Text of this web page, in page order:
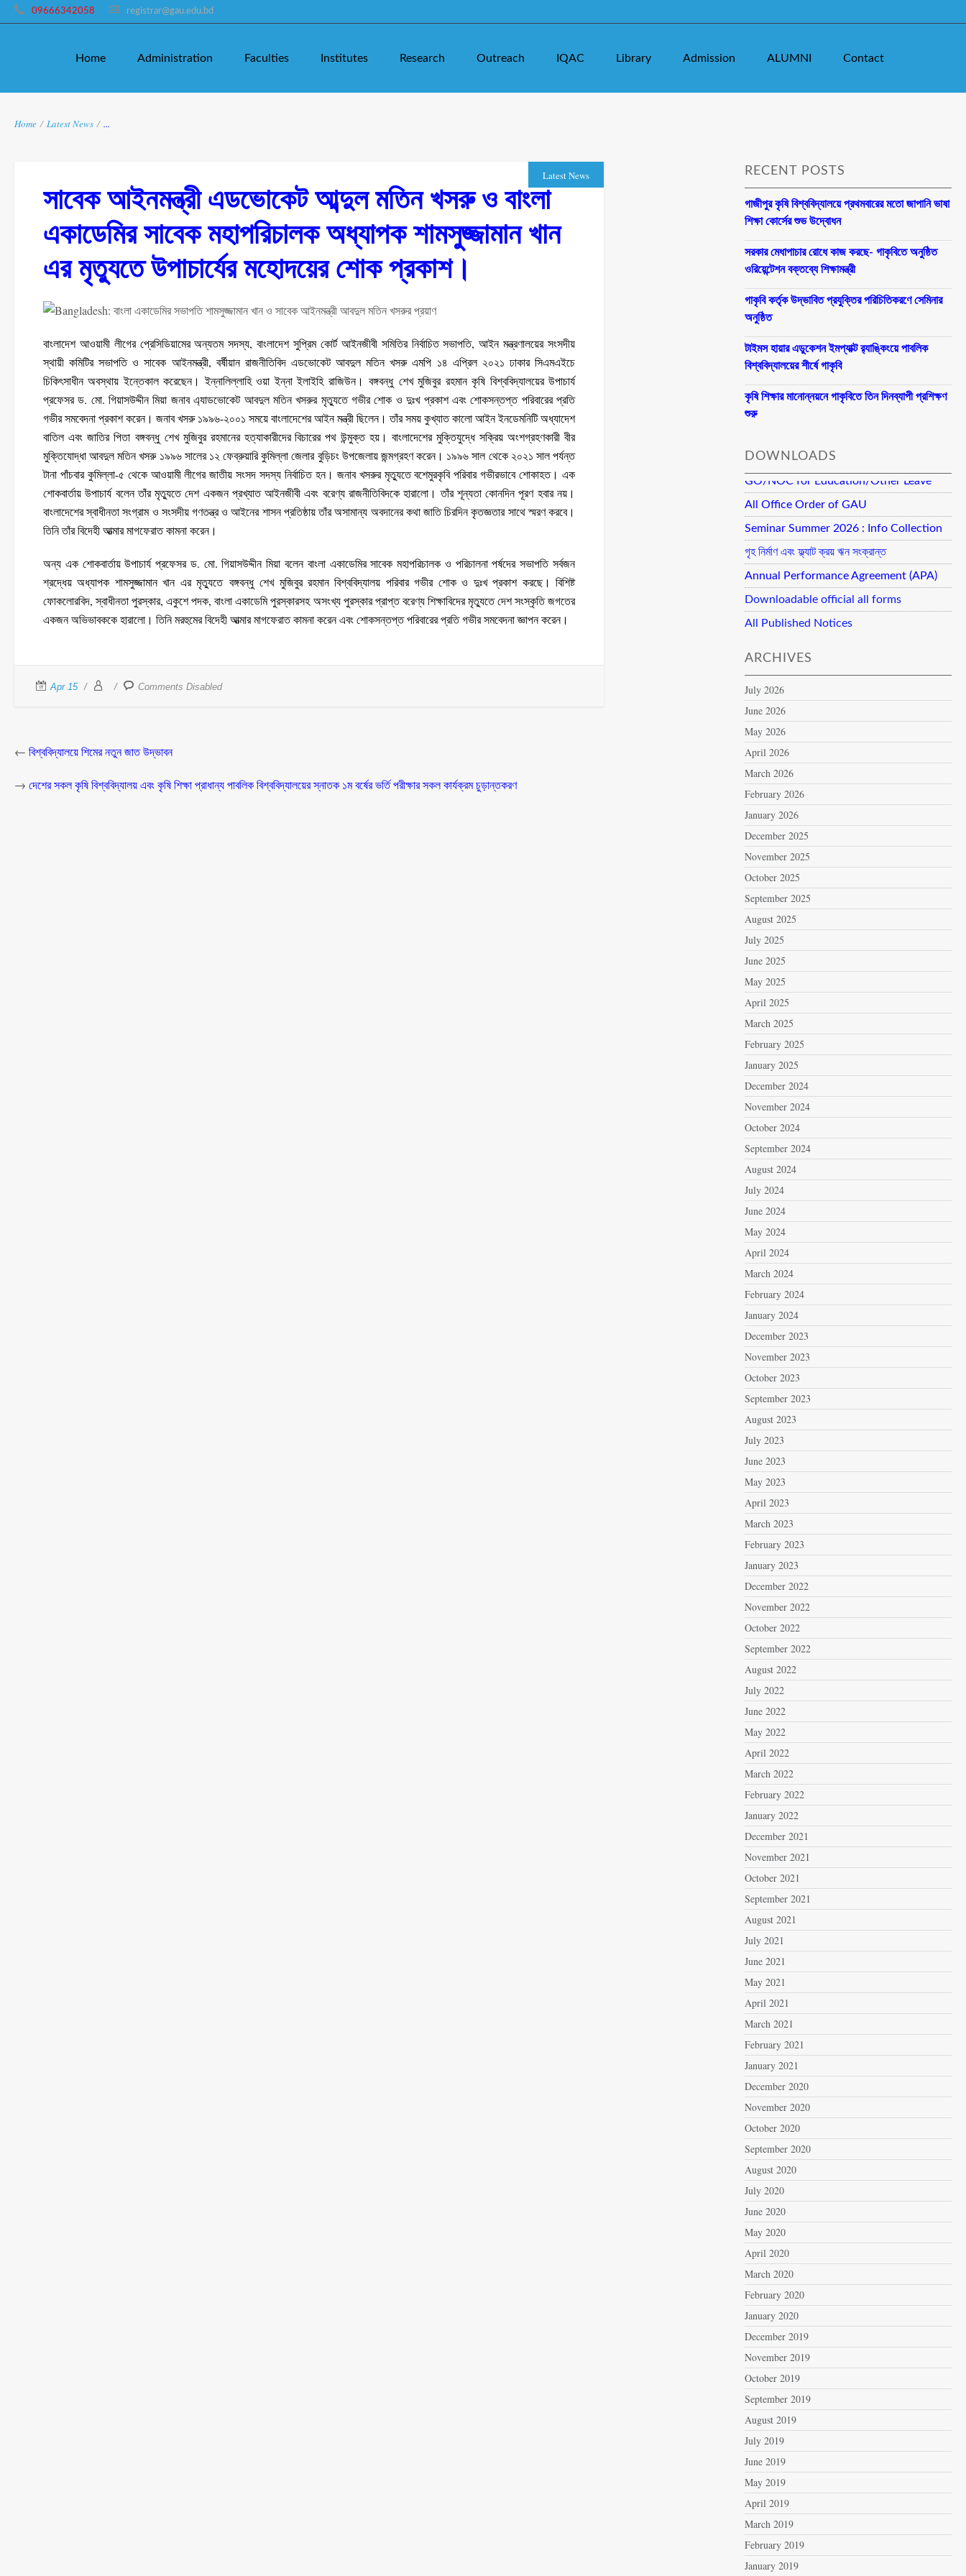
09666342058 registrar@gau.edu.bd
Home Administration Faculties Institutes Research Outreach IQAC Library Admission ALUMNI Contact
Home / Latest News / ...
Latest News
সাবেক আইনমন্ত্রী এডভোকেট আব্দুল মতিন খসরু ও বাংলা
একাডেমির সাবেক মহাপরিচালক অধ্যাপক শামসুজ্জামান খান
এর মৃত্যুতে উপাচার্যের মহোদয়ের শোক প্রকাশ।
বাংলাদেশ আওয়ামী লীগের প্রেসিডিয়ামের অন্যতম সদস্য, বাংলাদেশ সুপ্রিম কোর্ট আইনজীবী সমিতির নির্বাচিত সভাপতি, আইন মন্ত্রণালয়ের সংসদীয়
স্থায়ী কমিটির সভাপতি ও সাবেক আইনমন্ত্রী, বর্ষীয়ান রাজনীতিবিদ এডভোকেট আবদুল মতিন খসরু এমপি ১৪ এপ্রিল ২০২১ ঢাকার সিএমএইচে
চিকিৎসাধীন অবস্থায় ইন্তেকাল করেছেন। ইন্নালিল্লাহি ওয়া ইন্না ইলাইহি রাজিউন। বঙ্গবন্ধু শেখ মুজিবুর রহমান কৃষি বিশ্ববিদ্যালয়ের উপাচার্য
প্রফেসর ড. মো. গিয়াসউদ্দীন মিয়া জনাব এ্যাডভোকেট আবদুল মতিন খসরুর মৃত্যুতে গভীর শোক ও দুঃখ প্রকাশ এবং শোকসন্তপ্ত পরিবারের প্রতি
গভীর সমবেদনা প্রকাশ করেন। জনাব খসরু ১৯৯৬-২০০১ সময়ে বাংলাদেশের আইন মন্ত্রী ছিলেন। তাঁর সময় কুখ্যাত কালো আইন ইনডেমনিটি অধ্যাদেশ
বাতিল এবং জাতির পিতা বঙ্গবন্ধু শেখ মুজিবুর রহমানের হত্যাকারীদের বিচারের পথ উন্মুক্ত হয়। বাংলাদেশের মুক্তিযুদ্ধে সক্রিয় অংশগ্রহণকারী বীর
মুক্তিযোদ্ধা আবদুল মতিন খসরু ১৯৯৬ সালের ১২ ফেব্রুয়ারি কুমিল্লা জেলার বুড়িচং উপজেলায় জন্মগ্রহণ করেন। ১৯৯৬ সাল থেকে ২০২১ সাল পর্যন্ত
টানা পাঁচবার কুমিল্লা-৫ থেকে আওয়ামী লীগের জাতীয় সংসদ সদস্য নির্বাচিত হন। জনাব খসরুর মৃত্যুতে বশেমুরকৃবি পরিবার গভীরভাবে শোকাহত। এক
শোকবার্তায় উপাচার্য বলেন তাঁর মৃত্যুতে দেশ একজন প্রখ্যাত আইনজীবী এবং বরেণ্য রাজনীতিবিদকে হারালো। তাঁর শূন্যতা কোনদিন পূরণ হবার নয়।
বাংলাদেশের স্বাধীনতা সংগ্রাম ও সংসদীয় গণতন্ত্র ও আইনের শাসন প্রতিষ্ঠায় তাঁর অসামান্য অবদানের কথা জাতি চিরদিন কৃতজ্ঞতার সাথে স্মরণ করবে।
তিনি তাঁর বিদেহী আত্মার মাগফেরাত কামনা করেন।
অন্য এক শোকবার্তায় উপাচার্য প্রফেসর ড. মো. গিয়াসউদ্দীন মিয়া বলেন বাংলা একাডেমির সাবেক মহাপরিচালক ও পরিচালনা পর্ষদের সভাপতি সর্বজন
শ্রদ্ধেয় অধ্যাপক শামসুজ্জামান খান এর মৃত্যুতে বঙ্গবন্ধু শেখ মুজিবুর রহমান বিশ্ববিদ্যালয় পরিবার গভীর শোক ও দুঃখ প্রকাশ করছে। বিশিষ্ট
ফোকলোরবিদ, স্বাধীনতা পুরস্কার, একুশে পদক, বাংলা একাডেমি পুরস্কারসহ অসংখ্য পুরস্কার প্রাপ্ত বরেণ্য শিক্ষাবিদের মৃত্যুতে দেশ সংস্কৃতি জগতের
একজন অভিভাবককে হারালো। তিনি মরহুমের বিদেহী আত্মার মাগফেরাত কামনা করেন এবং শোকসন্তপ্ত পরিবারের প্রতি গভীর সমবেদনা জ্ঞাপন করেন।
Apr 15 Comments Disabled
← বিশ্ববিদ্যালয়ে শিমের নতুন জাত উদ্ভাবন
→ দেশের সকল কৃষি বিশ্ববিদ্যালয় এবং কৃষি শিক্ষা প্রাধান্য পাবলিক বিশ্ববিদ্যালয়ের স্নাতক ১ম বর্ষের ভর্তি পরীক্ষার সকল কার্যক্রম চুড়ান্তকরণ
RECENT POSTS
গাজীপুর কৃষি বিশ্ববিদ্যালয়ে প্রথমবারের মতো জাপানি ভাষা
শিক্ষা কোর্সের শুভ উদ্বোধন
সরকার মেধাপাচার রোধে কাজ করছে- গাকৃবিতে অনুষ্ঠিত
ওরিয়েন্টেশন বক্তব্যে শিক্ষামন্ত্রী
গাকৃবি কর্তৃক উদ্ভাবিত প্রযুক্তির পরিচিতিকরণে সেমিনার
অনুষ্ঠিত
টাইমস হায়ার এডুকেশন ইমপ্যাক্ট র‍্যাঙ্কিংয়ে পাবলিক
বিশ্ববিদ্যালয়ের শীর্ষে গাকৃবি
কৃষি শিক্ষার মানোন্নয়নে গাকৃবিতে তিন দিনব্যাপী প্রশিক্ষণ
শুরু
DOWNLOADS
GO/NOC for Education/Other Leave
All Office Order of GAU
Seminar Summer 2026 : Info Collection
গৃহ নির্মাণ এবং ফ্ল্যাট ক্রয় ঋন সংক্রান্ত
Annual Performance Agreement (APA)
Downloadable official all forms
All Published Notices
ARCHIVES
July 2026
June 2026
May 2026
April 2026
March 2026
February 2026
January 2026
December 2025
November 2025
October 2025
September 2025
August 2025
July 2025
June 2025
May 2025
April 2025
March 2025
February 2025
January 2025
December 2024
November 2024
October 2024
September 2024
August 2024
July 2024
June 2024
May 2024
April 2024
March 2024
February 2024
January 2024
December 2023
November 2023
October 2023
September 2023
August 2023
July 2023
June 2023
May 2023
April 2023
March 2023
February 2023
January 2023
December 2022
November 2022
October 2022
September 2022
August 2022
July 2022
June 2022
May 2022
April 2022
March 2022
February 2022
January 2022
December 2021
November 2021
October 2021
September 2021
August 2021
July 2021
June 2021
May 2021
April 2021
March 2021
February 2021
January 2021
December 2020
November 2020
October 2020
September 2020
August 2020
July 2020
June 2020
May 2020
April 2020
March 2020
February 2020
January 2020
December 2019
November 2019
October 2019
September 2019
August 2019
July 2019
June 2019
May 2019
April 2019
March 2019
February 2019
January 2019